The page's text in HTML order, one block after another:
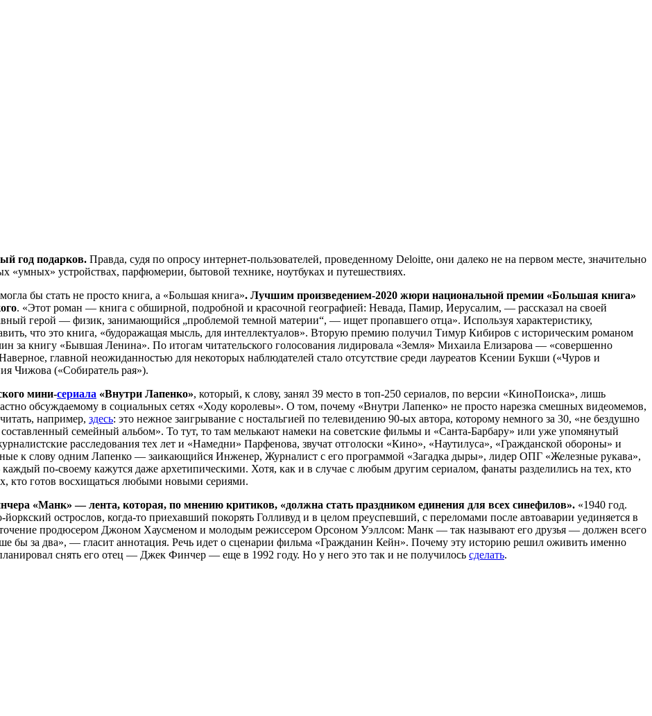
год подарков. Правда, судя по опросу интернет-пользователей, проведенному Deloitte, они далеко не на первом месте, значительно
«умных» устройствах, парфюмерии, бытовой технике, ноутбуках и путешествиях.
бы стать не просто книга, а «Большая книга». Лучшим произведением-2020 жюри национальной премии «Большая книга»
. «Этот роман — книга с обширной, подробной и красочной географией: Невада, Памир, Иерусалим, — рассказал на своей
герой — физик, занимающийся „проблемой темной материи“, — ищет пропавшего отца». Используя характеристику,
что это книга, «будоражащая мысль, для интеллектуалов». Вторую премию получил Тимур Кибиров с историческим романом
за книгу «Бывшая Ленина». По итогам читательского голосования лидировала «Земля» Михаила Елизарова — «совершенно
главной неожиданностью для некоторых наблюдателей стало отсутствие среди лауреатов Ксении Букши («Чуров и
Чижова («Собиратель рая»).
мини-сериала «Внутри Лапенко», который, к слову, занял 39 место в топ-250 сериалов, по версии «КиноПоиска», лишь
обсуждаемому в социальных сетях «Ходу королевы». О том, почему «Внутри Лапенко» не просто нарезка смешных видеомемов,
например, здесь: это нежное заигрывание с ностальгией по телевидению 90-ых автора, которому немного за 30, «не бездушно
семейный альбом». То тут, то там мелькают намеки на советские фильмы и «Санта-Барбару» или уже упомянутый
расследования тех лет и «Намедни» Парфенова, звучат отголоски «Кино», «Наутилуса», «Гражданской обороны» и
к слову одним Лапенко — заикающийся Инженер, Журналист с его программой «Загадка дыры», лидер ОПГ «Железные рукава»,
по-своему кажутся даже архетипическими. Хотя, как и в случае с любым другим сериалом, фанаты разделились на тех, кто
кто готов восхищаться любыми новыми сериями.
«Манк» — лента, которая, по мнению критиков, «должна стать праздником единения для всех синефилов». «1940 год.
острослов, когда-то приехавший покорять Голливуд и в целом преуспевший, с переломами после автоаварии уединяется в
продюсером Джоном Хаусменом и молодым режиссером Орсоном Уэллсом: Манк — так называют его друзья — должен всего
бы за два», — гласит аннотация. Речь идет о сценарии фильма «Гражданин Кейн». Почему эту историю решил оживить именно
снять его отец — Джек Финчер — еще в 1992 году. Но у него это так и не получилось сделать.